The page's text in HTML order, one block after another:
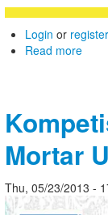
Login or register
Read more
Mortar
Thu, 05/23/2013 -